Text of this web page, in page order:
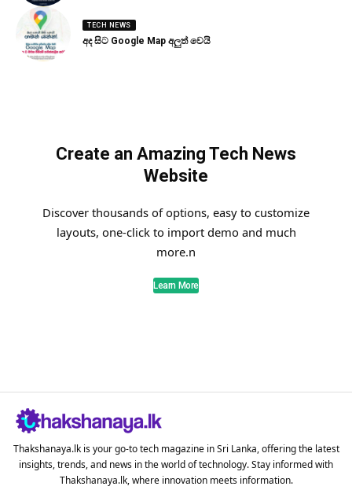
TECH NEWS
අද සිට Google Map අලුත් වෙයි
Create an Amazing Tech News
Website
Discover thousands of options, easy to customize
layouts, one-click to import demo and much
more.n
Learn More
Thakshanaya.lk is your go-to tech magazine in Sri Lanka, offering the latest
insights, trends, and news in the world of technology. Stay informed with
Thakshanaya.lk, where innovation meets information.